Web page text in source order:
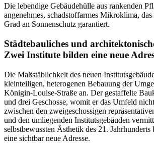
Die lebendige Gebäudehülle aus rankenden
angenehmes, schadstoffarmes Mikroklima,
Grad an Sonnenschutz garantiert.
Städtebauliches und
Zwei Institute bilden eine neue
Die Maßstäblichkeit des neuen
kleinteiligen, heterogenen Bebauung der
Königin-Louise-Straße an. Der gestaffelte
und drei Geschosse, womit er das Umfeld
zwischen den zweigeschossigen
und den umliegenden Institutsgebäuden
selbstbewussten Ästhetik des 21. Jahrhunderts
eine sichtbar neue Adresse.